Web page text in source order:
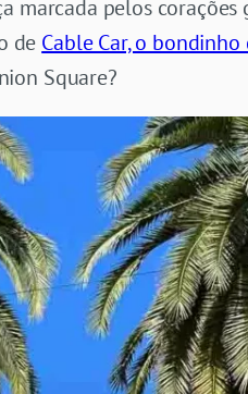
marcada pelos
de Cable Car, o bondinho
Square?